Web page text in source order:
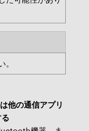
他の通信アプリ